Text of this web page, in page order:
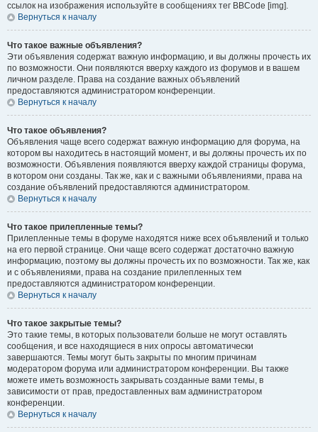
ссылок на изображения используйте в сообщениях тег BBCode [img].
Вернуться к началу
Что такое важные объявления?
Эти объявления содержат важную информацию, и вы должны прочесть их
по возможности. Они появляются вверху каждого из форумов и в вашем
личном разделе. Права на создание важных объявлений
предоставляются администратором конференции.
Вернуться к началу
Что такое объявления?
Объявления чаще всего содержат важную информацию для форума, на
котором вы находитесь в настоящий момент, и вы должны прочесть их по
возможности. Объявления появляются вверху каждой страницы форума,
в котором они созданы. Так же, как и с важными объявлениями, права на
создание объявлений предоставляются администратором.
Вернуться к началу
Что такое прилепленные темы?
Прилепленные темы в форуме находятся ниже всех объявлений и только
на его первой странице. Они чаще всего содержат достаточно важную
информацию, поэтому вы должны прочесть их по возможности. Так же, как
и с объявлениями, права на создание прилепленных тем
предоставляются администратором конференции.
Вернуться к началу
Что такое закрытые темы?
Это такие темы, в которых пользователи больше не могут оставлять
сообщения, и все находящиеся в них опросы автоматически
завершаются. Темы могут быть закрыты по многим причинам
модератором форума или администратором конференции. Вы также
можете иметь возможность закрывать созданные вами темы, в
зависимости от прав, предоставленных вам администратором
конференции.
Вернуться к началу